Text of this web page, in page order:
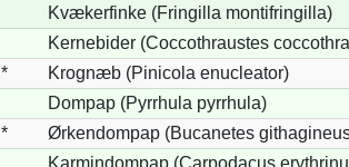
Kvækerfinke (Fringilla montifringilla)
Kernebider (Coccothraustes
*
Krognæb (Pinicola enucleator)
Dompap (Pyrrhula pyrrhula)
*
Ørkendompap (Bucanetes
Karmindompap (Carpodacus